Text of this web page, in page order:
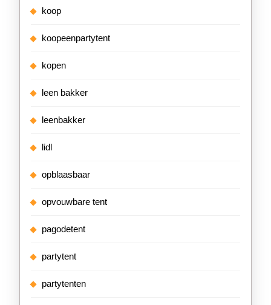
koop
koopeenpartytent
kopen
leen bakker
leenbakker
lidl
opblaasbaar
opvouwbare tent
pagodetent
partytent
partytenten